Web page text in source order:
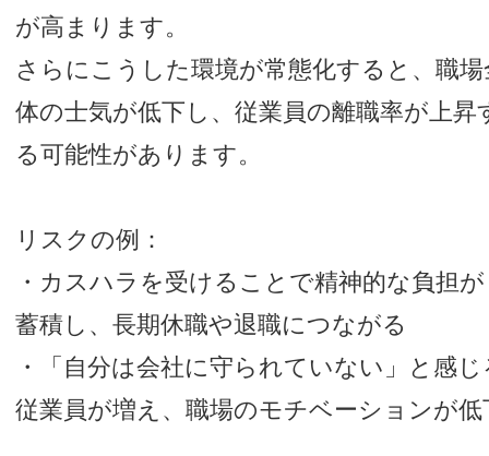
が高まります。
さらにこうした環境が常態化すると、職場
体の士気が低下し、従業員の離職率が上昇
る可能性があります。
リスクの例：
・カスハラを受けることで精神的な負担が
蓄積し、長期休職や退職につながる
・「自分は会社に守られていない」と感じ
従業員が増え、職場のモチベーションが低